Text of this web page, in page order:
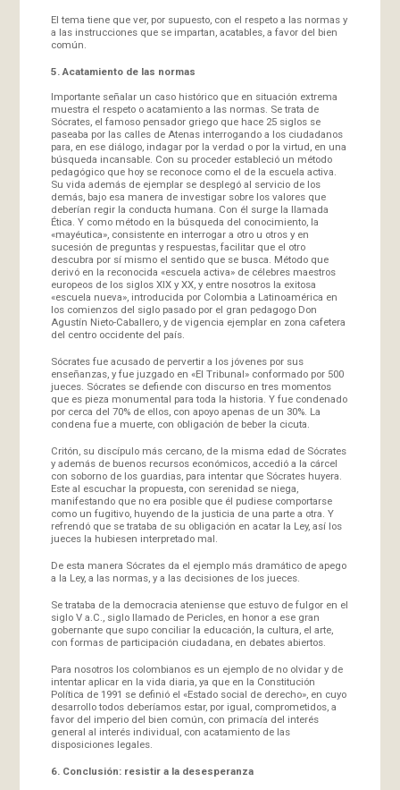
El tema tiene que ver, por supuesto, con el respeto a las normas y
a las instrucciones que se impartan, acatables, a favor del bien
común.
5. Acatamiento de las normas
Importante señalar un caso histórico que en situación extrema
muestra el respeto o acatamiento a las normas. Se trata de
Sócrates, el famoso pensador griego que hace 25 siglos se
paseaba por las calles de Atenas interrogando a los ciudadanos
para, en ese diálogo, indagar por la verdad o por la virtud, en una
búsqueda incansable. Con su proceder estableció un método
pedagógico que hoy se reconoce como el de la escuela activa.
Su vida además de ejemplar se desplegó al servicio de los
demás, bajo esa manera de investigar sobre los valores que
deberían regir la conducta humana. Con él surge la llamada
Ética. Y como método en la búsqueda del conocimiento, la
«mayéutica», consistente en interrogar a otro u otros y en
sucesión de preguntas y respuestas, facilitar que el otro
descubra por sí mismo el sentido que se busca. Método que
derivó en la reconocida «escuela activa» de célebres maestros
europeos de los siglos XIX y XX, y entre nosotros la exitosa
«escuela nueva», introducida por Colombia a Latinoamérica en
los comienzos del siglo pasado por el gran pedagogo Don
Agustín Nieto-Caballero, y de vigencia ejemplar en zona cafetera
del centro occidente del país.
Sócrates fue acusado de pervertir a los jóvenes por sus
enseñanzas, y fue juzgado en «El Tribunal» conformado por 500
jueces. Sócrates se defiende con discurso en tres momentos
que es pieza monumental para toda la historia. Y fue condenado
por cerca del 70% de ellos, con apoyo apenas de un 30%. La
condena fue a muerte, con obligación de beber la cicuta.
Critón, su discípulo más cercano, de la misma edad de Sócrates
y además de buenos recursos económicos, accedió a la cárcel
con soborno de los guardias, para intentar que Sócrates huyera.
Este al escuchar la propuesta, con serenidad se niega,
manifestando que no era posible que él pudiese comportarse
como un fugitivo, huyendo de la justicia de una parte a otra. Y
refrendó que se trataba de su obligación en acatar la Ley, así los
jueces la hubiesen interpretado mal.
De esta manera Sócrates da el ejemplo más dramático de apego
a la Ley, a las normas, y a las decisiones de los jueces.
Se trataba de la democracia ateniense que estuvo de fulgor en el
siglo V a.C., siglo llamado de Pericles, en honor a ese gran
gobernante que supo conciliar la educación, la cultura, el arte,
con formas de participación ciudadana, en debates abiertos.
Para nosotros los colombianos es un ejemplo de no olvidar y de
intentar aplicar en la vida diaria, ya que en la Constitución
Política de 1991 se definió el «Estado social de derecho», en cuyo
desarrollo todos deberíamos estar, por igual, comprometidos, a
favor del imperio del bien común, con primacía del interés
general al interés individual, con acatamiento de las
disposiciones legales.
6. Conclusión: resistir a la desesperanza